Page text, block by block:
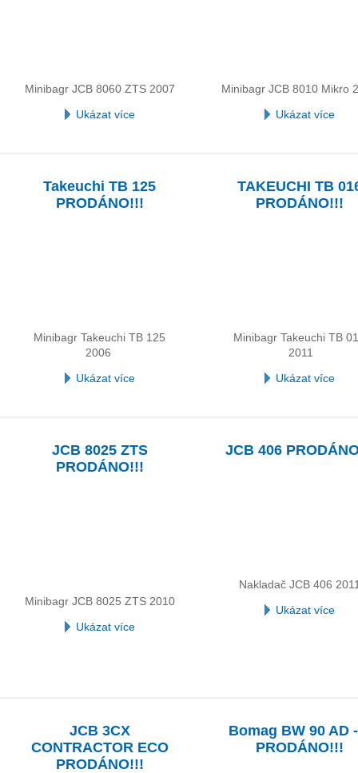
Minibagr JCB 8060 ZTS 2007
Ukázat více
Minibagr JCB 8010 Mikro
Ukázat více
Takeuchi TB 125
PRODÁNO!!!
Minibagr Takeuchi TB 125
2006
Ukázat více
TAKEUCHI TB
PRODÁNO!!!
Minibagr Takeuchi TB
2011
Ukázat více
JCB 8025 ZTS
PRODÁNO!!!
Minibagr JCB 8025 ZTS 2010
Ukázat více
JCB 406
Nakladač JCB 406
Ukázat více
JCB 3CX
CONTRACTOR ECO
PRODÁNO!!!
Bomag BW 90 AD
PRODÁNO!!!